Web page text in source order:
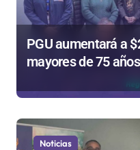
PGU aumentará a
mayores de 75
reforma aprobada el
Noticias